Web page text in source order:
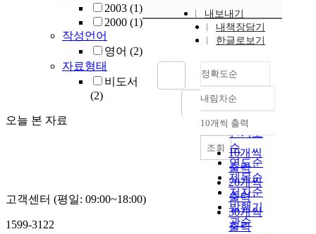
2003 (1)
2000 (1)
작성언어
영어 (2)
자료형태
비도서
(2)
오늘 본 자료
내보내기
내책장담기
한글로보기
정확도순
정확도
순
인기도
순
연도순
제목순
저자순
발행기
관순
내림차순
내림차순
10개씩 출력
10개씩
출력
20개씩
출력
30개씩
출력
조회
고객센터 (평일: 09:00~18:00)
1599-3122